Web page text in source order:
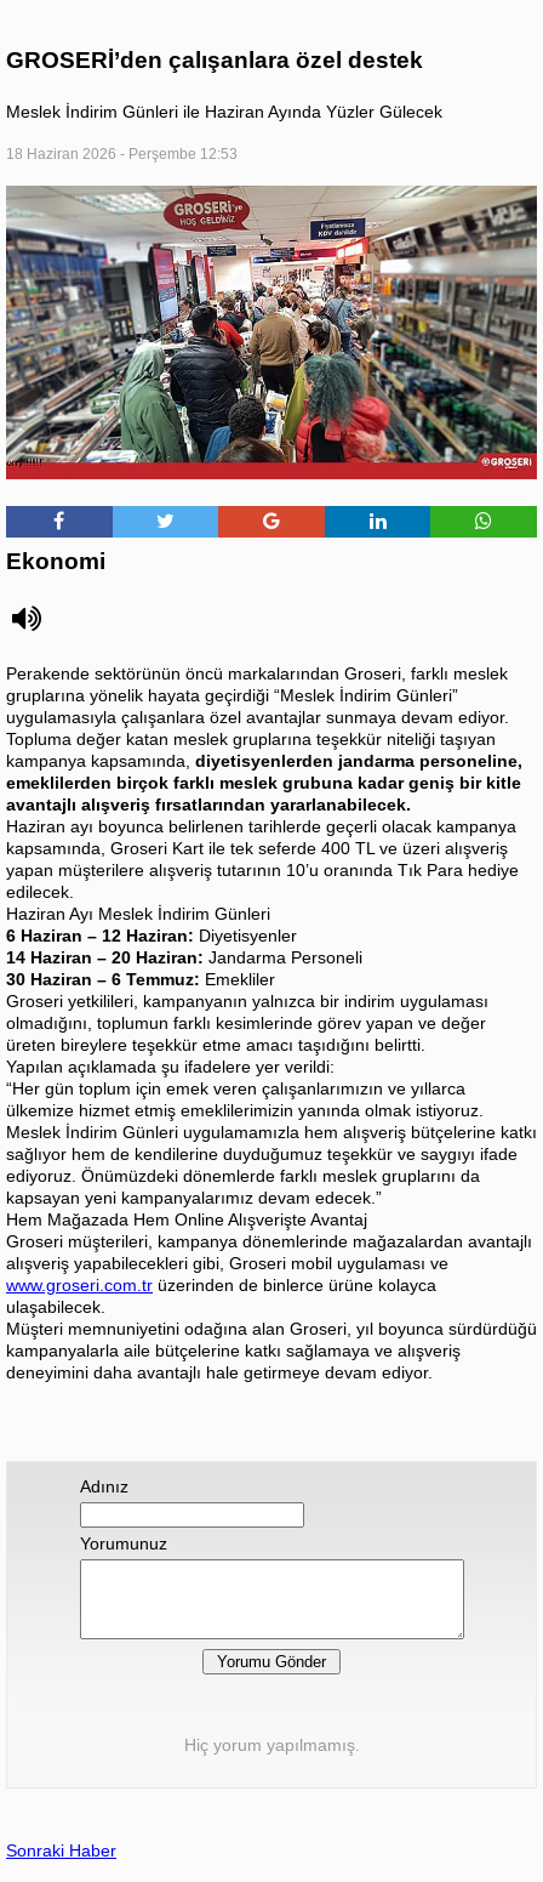
GROSERİ’den çalışanlara özel destek
Meslek İndirim Günleri ile Haziran Ayında Yüzler Gülecek
18 Haziran 2026 - Perşembe 12:53
Ekonomi
Perakende sektörünün öncü markalarından Groseri, farklı meslek
gruplarına yönelik hayata geçirdiği “Meslek İndirim Günleri”
uygulamasıyla çalışanlara özel avantajlar sunmaya devam ediyor.
Topluma değer katan meslek gruplarına teşekkür niteliği taşıyan
kampanya kapsamında, diyetisyenlerden jandarma personeline,
emeklilerden birçok farklı meslek grubuna kadar geniş bir kitle
avantajlı alışveriş fırsatlarından yararlanabilecek.
Haziran ayı boyunca belirlenen tarihlerde geçerli olacak kampanya
kapsamında, Groseri Kart ile tek seferde 400 TL ve üzeri alışveriş
yapan müşterilere alışveriş tutarının 10’u oranında Tık Para hediye
edilecek.
Haziran Ayı Meslek İndirim Günleri
6 Haziran – 12 Haziran: Diyetisyenler
14 Haziran – 20 Haziran: Jandarma Personeli
30 Haziran – 6 Temmuz: Emekliler
Groseri yetkilileri, kampanyanın yalnızca bir indirim uygulaması
olmadığını, toplumun farklı kesimlerinde görev yapan ve değer
üreten bireylere teşekkür etme amacı taşıdığını belirtti.
Yapılan açıklamada şu ifadelere yer verildi:
“Her gün toplum için emek veren çalışanlarımızın ve yıllarca
ülkemize hizmet etmiş emeklilerimizin yanında olmak istiyoruz.
Meslek İndirim Günleri uygulamamızla hem alışveriş bütçelerine katkı
sağlıyor hem de kendilerine duyduğumuz teşekkür ve saygıyı ifade
ediyoruz. Önümüzdeki dönemlerde farklı meslek gruplarını da
kapsayan yeni kampanyalarımız devam edecek.”
Hem Mağazada Hem Online Alışverişte Avantaj
Groseri müşterileri, kampanya dönemlerinde mağazalardan avantajlı
alışveriş yapabilecekleri gibi, Groseri mobil uygulaması ve
www.groseri.com.tr üzerinden de binlerce ürüne kolayca
ulaşabilecek.
Müşteri memnuniyetini odağına alan Groseri, yıl boyunca sürdürdüğü
kampanyalarla aile bütçelerine katkı sağlamaya ve alışveriş
deneyimini daha avantajlı hale getirmeye devam ediyor.
Adınız
Yorumunuz
Hiç yorum yapılmamış.
Sonraki Haber